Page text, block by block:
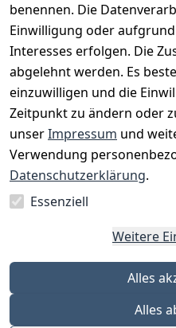
benennen. Die
Einwilligung oder
Interesses erfolgen. Die
abgelehnt werden. Es
einzuwilligen und die
Zeitpunkt zu ändern oder
unserImpressum und
Verwendung
Datenschutzerklärung.
Essenziell
Weitere
Alles
Alles
Rechtliches
AGB
Impressum
Datenschutze
rklärung
Barrierefreihe
Services
Kontakt
Registrieren
Katalog